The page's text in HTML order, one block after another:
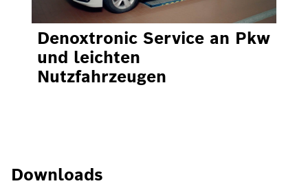
Denoxtronic Service an Pkw
und leichten
Nutzfahrzeugen
Downloads